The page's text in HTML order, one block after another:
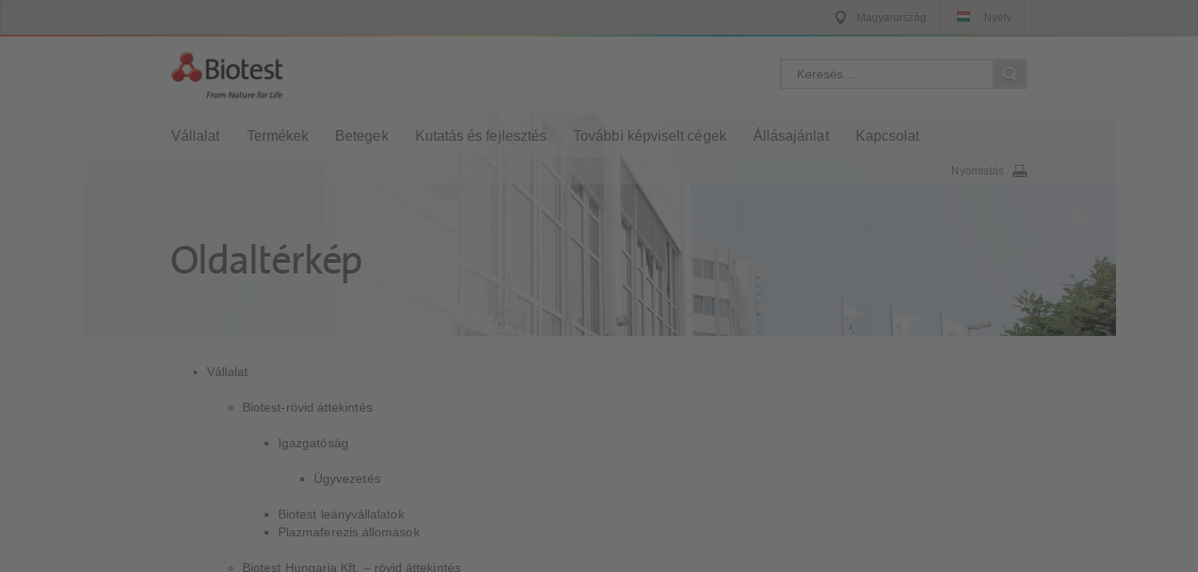
Magyarország Nyelv
Oldaltérkép
Vállalat Termékek Betegek Kutatás és fejlesztés További képviselt cégek Állásajánlat Kapcsolat
Nyomtatás
Vállalat
Biotest-rövid áttekintés
Igazgatóság
Ügyvezetés
Biotest leányvállalatok
Plazmaferezis állomások
Biotest Hungaria Kft. – rövid áttekintés